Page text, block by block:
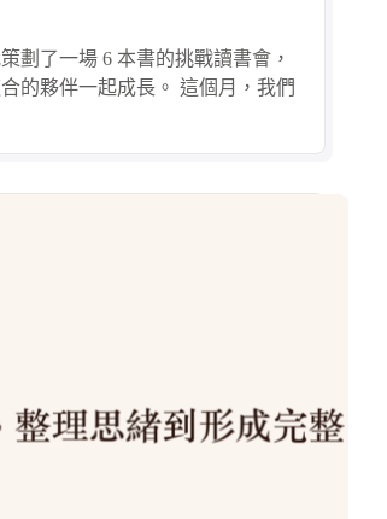
劃了一場 6 本書的挑戰讀書會，
的夥伴一起成長。 這個月，我們